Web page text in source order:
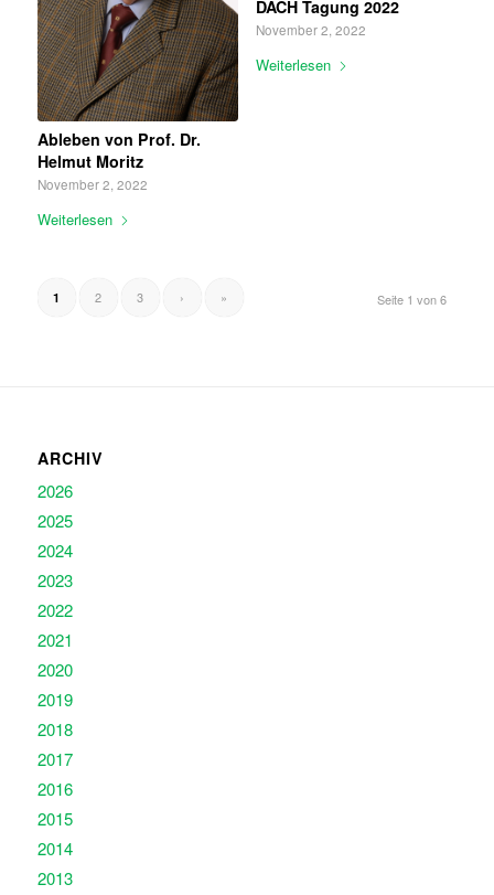
Ableben von Prof. Dr.
Helmut Moritz
November 2, 2022
Weiterlesen
DACH Tagung 2022
November 2, 2022
Weiterlesen
Seite 1 von 6
1 2 3 › »
ARCHIV
2026
2025
2024
2023
2022
2021
2020
2019
2018
2017
2016
2015
2014
2013